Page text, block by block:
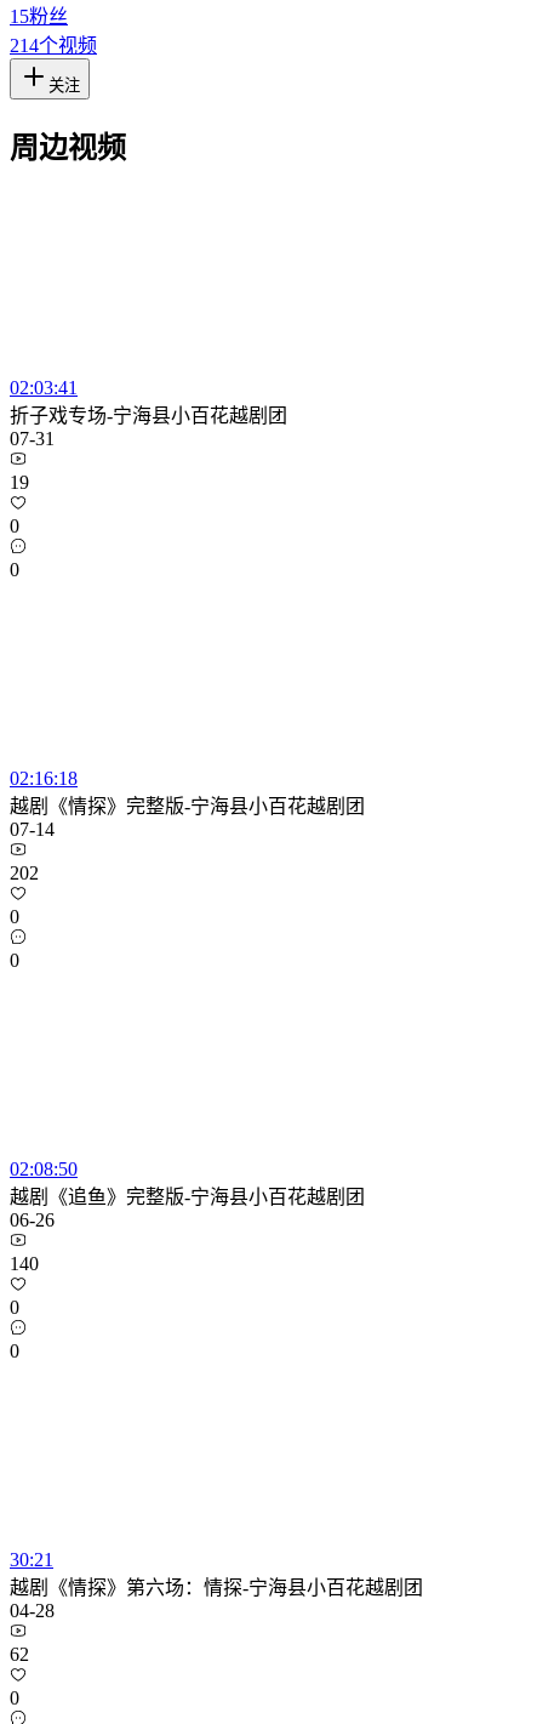
15粉丝
214个视频
关注
周边视频
02:03:41
折子戏专场-宁海县小百花越剧团
07-31
19
0
0
02:16:18
越剧《情探》完整版-宁海县小百花越剧团
07-14
202
0
0
02:08:50
越剧《追鱼》完整版-宁海县小百花越剧团
06-26
140
0
0
30:21
越剧《情探》第六场：情探-宁海县小百花越剧团
04-28
62
0